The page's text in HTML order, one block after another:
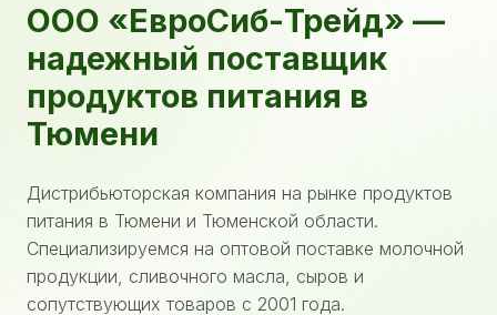
ООО «ЕвроСиб-Трейд» —
надежный поставщик
продуктов питания в
Тюмени
Дистрибьюторская компания на рынке продуктов
питания в Тюмени и Тюменской области.
Специализируемся на оптовой поставке молочной
продукции, сливочного масла, сыров и
сопутствующих товаров с 2001 года.